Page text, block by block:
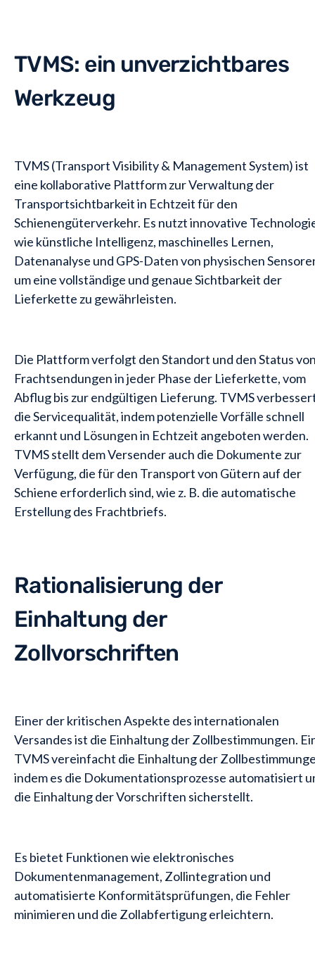
TVMS: ein unverzichtbares
Werkzeug
TVMS (Transport Visibility & Management System) ist
eine kollaborative Plattform zur Verwaltung der
Transportsichtbarkeit in Echtzeit für den
Schienengüterverkehr. Es nutzt innovative
wie künstliche Intelligenz, maschinelles Lernen,
Datenanalyse und GPS-Daten von physischen
um eine vollständige und genaue Sichtbarkeit der
Lieferkette zu gewährleisten.
Die Plattform verfolgt den Standort und den Status
Frachtsendungen in jeder Phase der Lieferkette, vom
Abflug bis zur endgültigen Lieferung. TVMS
die Servicequalität, indem potenzielle Vorfälle schnell
erkannt und Lösungen in Echtzeit angeboten werden.
TVMS stellt dem Versender auch die Dokumente zur
Verfügung, die für den Transport von Gütern auf der
Schiene erforderlich sind, wie z. B. die automatische
Erstellung des Frachtbriefs.
Rationalisierung der
Einhaltung der
Zollvorschriften
Einer der kritischen Aspekte des internationalen
Versandes ist die Einhaltung der Zollbestimmungen.
TVMS vereinfacht die Einhaltung der
indem es die Dokumentationsprozesse automatisiert
die Einhaltung der Vorschriften sicherstellt.
Es bietet Funktionen wie elektronisches
Dokumentenmanagement, Zollintegration und
automatisierte Konformitätsprüfungen, die Fehler
minimieren und die Zollabfertigung erleichtern.